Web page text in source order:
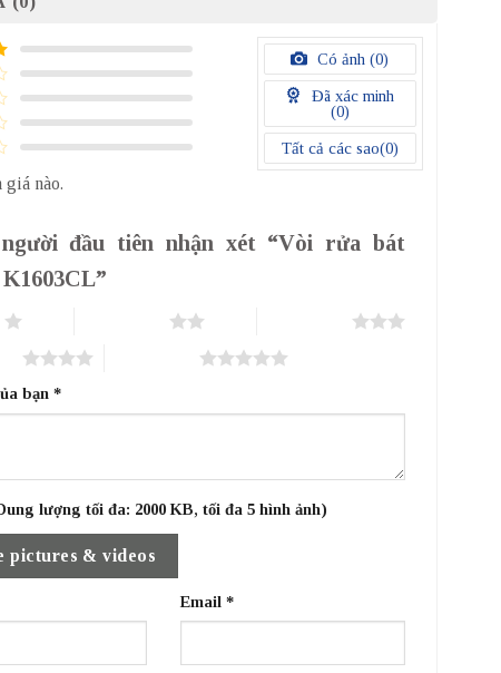
Có ảnh (0)
Đã xác minh
(0)
Tất cả các sao(0)
giá nào.
đầu tiên nhận xét “Vòi rửa bát
bạn*
lượng tối đa: 2000 KB, tối đa 5 hình ảnh)
pictures & videos
Email *